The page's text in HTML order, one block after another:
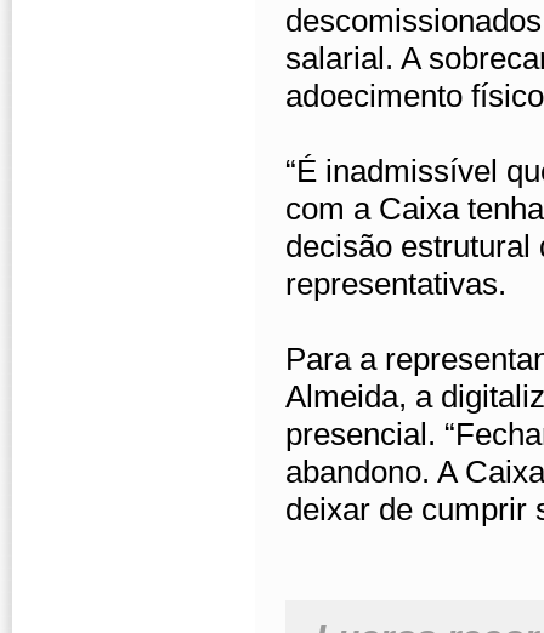
salarial. A
adoecimento
“É inadmissível
com a Caixa
decisão estrutural
representativas.
Para a
Almeida, a
presencial.
abandono. A
deixar de cumprir